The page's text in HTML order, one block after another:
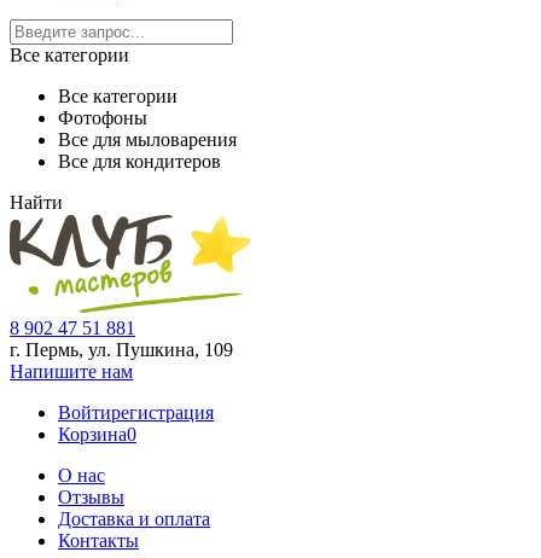
Все категории
Все категории
Фотофоны
Все для мыловарения
Все для кондитеров
Найти
8 902 47 51 881
г. Пермь, ул. Пушкина, 109
Напишите нам
Войтирегистрация
Корзина0
О нас
Отзывы
Доставка и оплата
Контакты